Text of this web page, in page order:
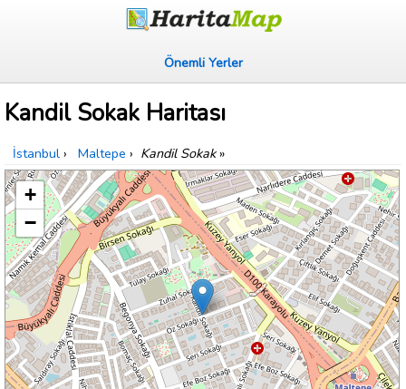
Önemli Yerler
Kandil Sokak Haritası
İstanbul › Maltepe › Kandil Sokak»
+
−